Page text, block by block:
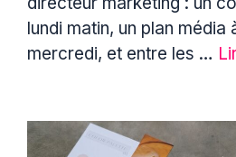
lundi matin, un plan média
mercredi, et entre les …